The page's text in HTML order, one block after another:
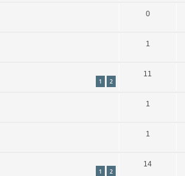
0
1
1 2
11
1
1
1 2
14